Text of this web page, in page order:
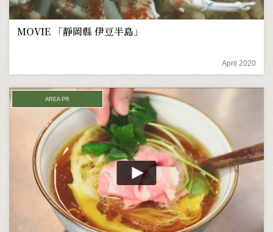
MOVIE 「靜岡縣 伊豆半島」
April 2020
AREA PR